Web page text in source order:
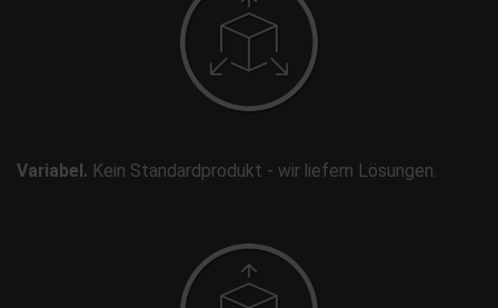
Variabel. Kein Standardprodukt - wir liefern Lösungen.